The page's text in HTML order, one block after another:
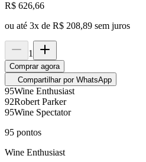
R$ 626,66
ou até 3x de R$ 208,89 sem juros
1
Comprar agora
Compartilhar por WhatsApp
95Wine Enthusiast
92Robert Parker
95Wine Spectator
95 pontos
Wine Enthusiast